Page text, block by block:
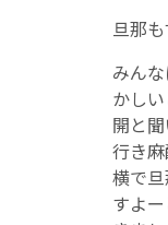
旦那
みん
かし
開と
行き
横で
すよ